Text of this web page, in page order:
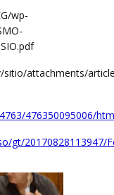
wp-
attachments/
476350095006/
gt/20170828113947/